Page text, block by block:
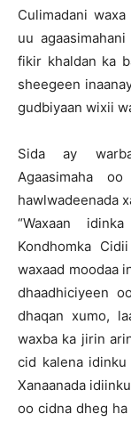
Culimadani
uu
fikir khaldan ka
sheegeen
gudbiyaan wixii
Sida ay
Agaasimaha
hawlwadeenada
“Waxaan
Kondhomka
waxaad moodaa
dhaadhiciyeen
dhaqan xumo,
waxba ka jirin
cid kalena idinku
Xanaanada
oo cidna dheg